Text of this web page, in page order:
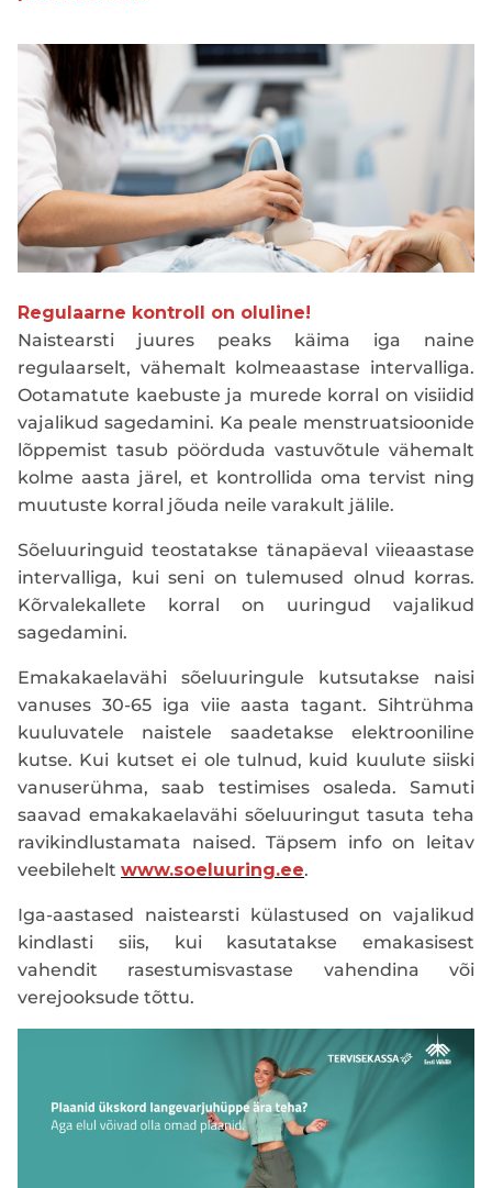
Regulaarne kontroll on oluline!
Naistearsti juures peaks käima iga naine
regulaarselt, vähemalt kolmeaastase intervalliga.
Ootamatute kaebuste ja murede korral on visiidid
vajalikud sagedamini. Ka peale menstruatsioonide
lõppemist tasub pöörduda vastuvõtule vähemalt
kolme aasta järel, et kontrollida oma tervist ning
muutuste korral jõuda neile varakult jälile.
Sõeluuringuid teostatakse tänapäeval viieaastase
intervalliga, kui seni on tulemused olnud korras.
Kõrvalekallete korral on uuringud vajalikud
sagedamini.
Emakakaelavähi sõeluuringule kutsutakse naisi
vanuses 30-65 iga viie aasta tagant. Sihtrühma
kuuluvatele naistele saadetakse elektrooniline
kutse. Kui kutset ei ole tulnud, kuid kuulute siiski
vanuserühma, saab testimises osaleda. Samuti
saavad emakakaelavähi sõeluuringut tasuta teha
ravikindlustamata naised. Täpsem info on leitav
veebilehelt www.soeluuring.ee.
Iga-aastased naistearsti külastused on vajalikud
kindlasti siis, kui kasutatakse emakasisest
vahendit rasestumisvastase vahendina või
verejooksude tõttu.